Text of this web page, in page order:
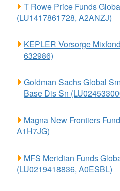
T Rowe Price Funds
(LU1417861728, A2ANZJ)
KEPLER Vorsorge
632986)
Goldman Sachs Global
Base Dis Sn
Magna New Frontiers
A1H7JG)
MFS Meridian Funds
(LU0219418836, A0ESBL)